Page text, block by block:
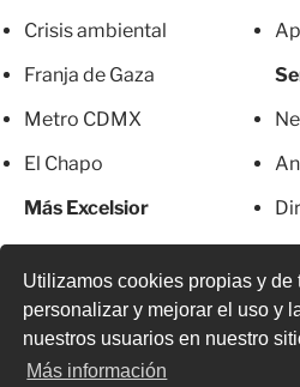
Utilizamos cookies propias y de
personalizar y mejorar el uso y
nuestros usuarios en nuestro
Más información
Crisis ambiental
Franja de Gaza
Metro CDMX
El Chapo
Más Excelsior
Mujeres
© 2026 Todos los derechos
o parcial, incluyendo